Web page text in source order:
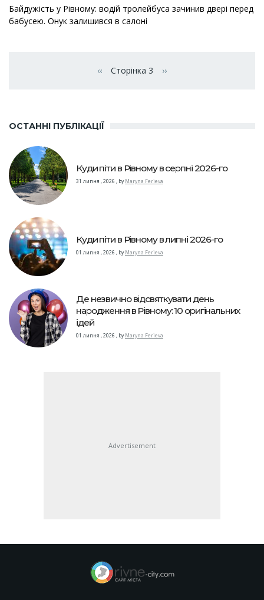
Байдужість у Рівному: водій тролейбуса зачинив двері перед
бабусею. Онук залишився в салоні
Попередня сторінка
‹‹ Сторінка 3 Наступна сторінка
››
ОСТАННІ ПУБЛІКАЦІЇ
Куди піти в Рівному в серпні 2026-го
31 липня , 2026 , by Maryna Ferieva
Куди піти в Рівному в липні 2026-го
01 липня , 2026 , by Maryna Ferieva
Де незвично відсвяткувати день
народження в Рівному: 10 оригінальних
ідей
01 липня , 2026 , by Maryna Ferieva
Advertisement